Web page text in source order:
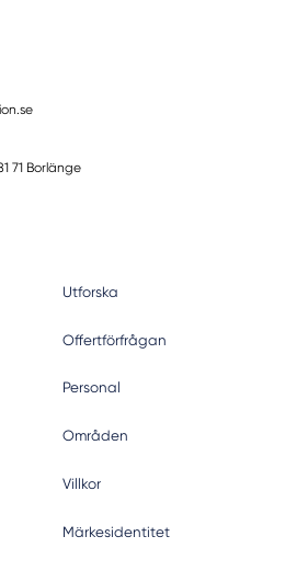
71 Borlänge
Utforska
Offertförfrågan
Personal
Områden
Villkor
Märkesidentitet